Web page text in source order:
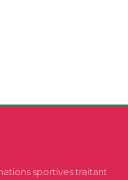
sportives traitant